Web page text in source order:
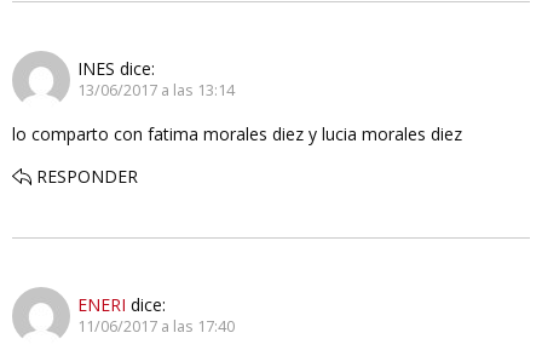
INES dice:
13/06/2017 a las 13:14
lo comparto con fatima morales diez y lucia morales diez
RESPONDER
ENERI dice:
11/06/2017 a las 17:40